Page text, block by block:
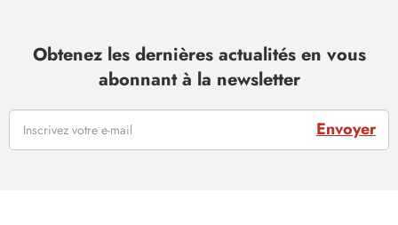
Obtenez les dernières actualités en vous
abonnant à la newsletter
Envoyer